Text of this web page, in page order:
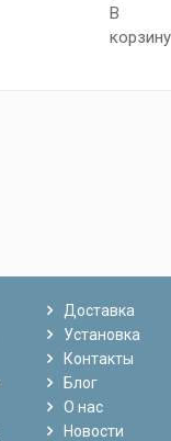
В
корзину
Доставка
Установка
Контакты
Блог
О нас
Новости